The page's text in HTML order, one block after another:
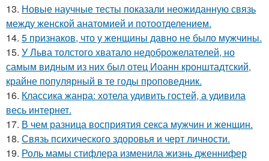
13. Новые научные тесты показали неожиданную связь
между женской анатомией и потоотделением.
14. 5 признаков, что у женщины давно не было мужчины.
15. У Льва толстого хватало недоброжелателей, но
самым видным из них был отец Иоанн кронштадтский,
крайне популярный в те годы проповедник.
16. Классика жанра: хотела удивить гостей, а удивила
весь интернет.
17. В чем разница восприятия секса мужчин и женщин.
18. Связь психического здоровья и черт личности.
19. Роль мамы стифлера изменила жизнь дженнифер